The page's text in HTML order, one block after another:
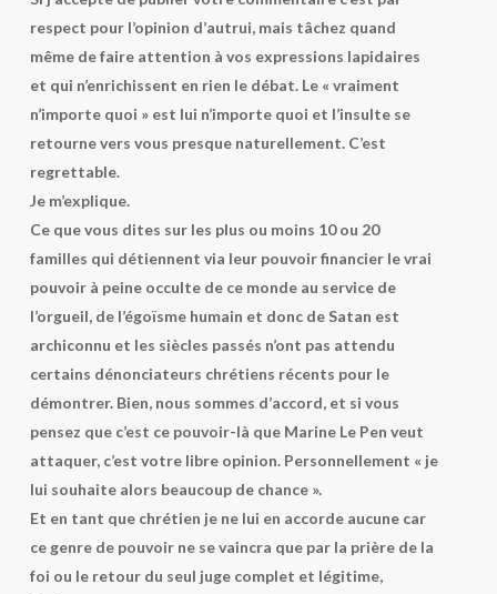
respect pour l’opinion d’autrui, mais tâchez quand
même de faire attention à vos expressions lapidaires
et qui n’enrichissent en rien le débat. Le « vraiment
n’importe quoi » est lui n’importe quoi et l’insulte se
retourne vers vous presque naturellement. C’est
regrettable.
Je m’explique.
Ce que vous dites sur les plus ou moins 10 ou 20
familles qui détiennent via leur pouvoir financier le vrai
pouvoir à peine occulte de ce monde au service de
l’orgueil, de l’égoïsme humain et donc de Satan est
archiconnu et les siècles passés n’ont pas attendu
certains dénonciateurs chrétiens récents pour le
démontrer. Bien, nous sommes d’accord, et si vous
pensez que c’est ce pouvoir-là que Marine Le Pen veut
attaquer, c’est votre libre opinion. Personnellement « je
lui souhaite alors beaucoup de chance ».
Et en tant que chrétien je ne lui en accorde aucune car
ce genre de pouvoir ne se vaincra que par la prière de la
foi ou le retour du seul juge complet et légitime,